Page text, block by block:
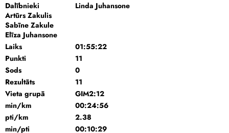
Dalībnieki
Linda Juhansone
Artūrs Zakulis
Sabīne Zakule
Elīza Juhansone
Laiks
01:55:22
Punkti
11
Sods
0
Rezultāts
11
Vieta grupā
GIM2:12
min/km
00:24:56
pti/km
2.38
min/pti
00:10:29